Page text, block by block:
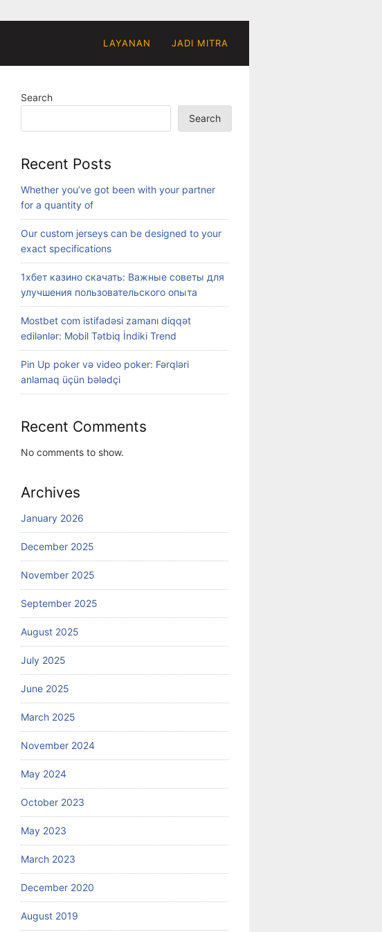
LAYANAN JADI MITRA
Search
Search
Recent Posts
Whether you’ve got been with your partner
for a quantity of
Our custom jerseys can be designed to your
exact specifications
1хбет казино скачать: Важные советы для
улучшения пользовательского опыта
Mostbet com istifadəsi zamanı diqqət
edilənlər: Mobil Tətbiq İndiki Trend
Pin Up poker və video poker: Fərqləri
anlamaq üçün bələdçi
Recent Comments
No comments to show.
Archives
January 2026
December 2025
November 2025
September 2025
August 2025
July 2025
June 2025
March 2025
November 2024
May 2024
October 2023
May 2023
March 2023
December 2020
August 2019